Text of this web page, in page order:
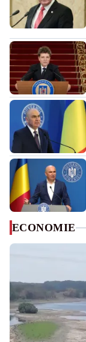
ECONOMIE